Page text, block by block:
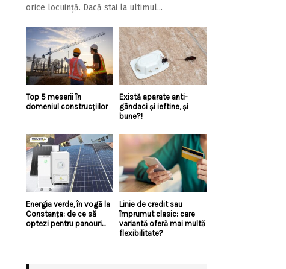
orice locuință. Dacă stai la ultimul...
Top 5 meserii în
domeniul construcțiilor
Există aparate anti-
gândaci și ieftine, și
bune?!
Energia verde, în vogă la
Constanța: de ce să
optezi pentru panouri...
Linie de credit sau
împrumut clasic: care
variantă oferă mai multă
flexibilitate?